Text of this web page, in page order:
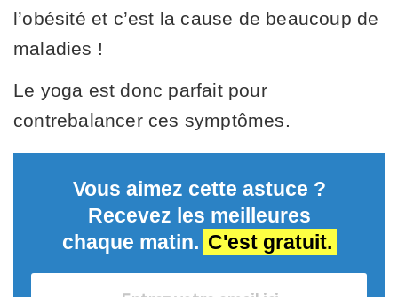
l’obésité et c’est la cause de beaucoup de
maladies !
Le yoga est donc parfait pour
contrebalancer ces symptômes.
Vous aimez cette astuce ?
Recevez les meilleures
chaque matin. C'est gratuit.